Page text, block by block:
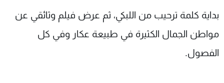
بداية كلمة ترحيب من اللبكي، ثم عرض فيلم وثائقي عن
مواطن الجمال الكثيرة في طبيعة عكار وفي كل
الفصول.